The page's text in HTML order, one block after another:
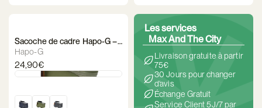
Sacoche de cadre Hapo-G –
Fenêtre tactile 1,6 L
Hapo-G
24,90€
Les services
Max And The City
Livraison gratuite à partir
75€
30 Jours pour changer
d'avis
Échange Gratuit
Service Client 5J/7 par